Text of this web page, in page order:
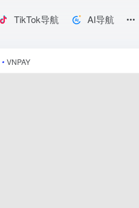
TikTok导航 AI导航
• VNPAY